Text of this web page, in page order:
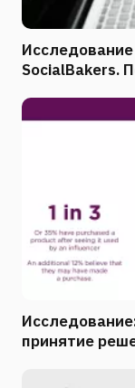
SocialBakers.
принятие